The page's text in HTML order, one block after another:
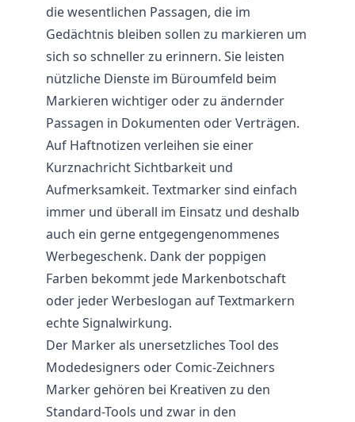
die wesentlichen Passagen, die im
Gedächtnis bleiben sollen zu markieren um
sich so schneller zu erinnern. Sie leisten
nützliche Dienste im Büroumfeld beim
Markieren wichtiger oder zu ändernder
Passagen in Dokumenten oder Verträgen.
Auf Haftnotizen verleihen sie einer
Kurznachricht Sichtbarkeit und
Aufmerksamkeit. Textmarker sind einfach
immer und überall im Einsatz und deshalb
auch ein gerne entgegengenommenes
Werbegeschenk. Dank der poppigen
Farben bekommt jede Markenbotschaft
oder jeder Werbeslogan auf Textmarkern
echte Signalwirkung.
Der Marker als unersetzliches Tool des
Modedesigners oder Comic-Zeichners
Marker gehören bei Kreativen zu den
Standard-Tools und zwar in den